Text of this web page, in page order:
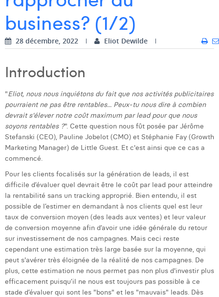
Dhan Claes
Elio Civalleri
Eliott Pousset
Floriane Defacqz
Hanne Van Loock
Janne Beke
Jonas Geiregat
Justine Cremer
Laura Rooseleer
Laura Verhelst
Lena Pignoloni
Leonard Dierickx
Linda Kraim
business? (1/2)
28 décembre, 2022 Eliot Dewilde
Introduction
"Eliot, nous nous inquiétons du fait que nos activités publicitaires
pourraient ne pas être rentables... Peux-tu nous dire à combien
devrait s'élever notre coût maximum par lead pour que nous
soyons rentables ?". Cette question nous fût posée par Jérôme
Stefanski (CEO), Pauline Jobelot (CMO) et Stéphanie Fay (Growth
Marketing Manager) de Little Guest. Et c'est ainsi que ce cas a
commencé.
Pour les clients focalisés sur la génération de leads, il est
difficile d’évaluer quel devrait être le coût par lead pour atteindre
la rentabilité sans un tracking approprié. Bien entendu, il est
possible de l’estimer en demandant à nos clients quel est leur
taux de conversion moyen (des leads aux ventes) et leur valeur
de conversion moyenne afin d’avoir une idée générale du retour
sur investissement de nos campagnes. Mais ceci reste
cependant une estimation très large basée sur la moyenne, qui
peut s'avérer très éloignée de la réalité de nos campagnes. De
plus, cette estimation ne nous permet pas non plus d'investir plus
efficacement puisqu’il ne nous est toujours pas possible à ce
stade d’évaluer qui sont les "bons" et les "mauvais" leads. Dès